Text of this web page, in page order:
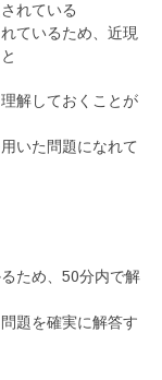
れている
ているため、近現
解しておくことが
いた問題になれて
ため、50分内で解
題を確実に解答す